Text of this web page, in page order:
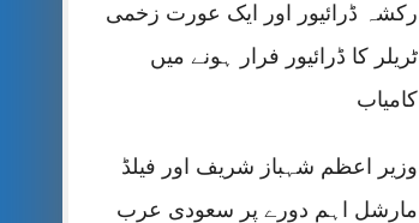
رکشہ ڈرائیور اور ایک عورت زخمی
ٹریلر کا ڈرائیور فرار ہونے میں
کامیاب
وزیر اعظم شہباز شریف اور فیلڈ
مارشل اہم دورے پر سعودی عرب